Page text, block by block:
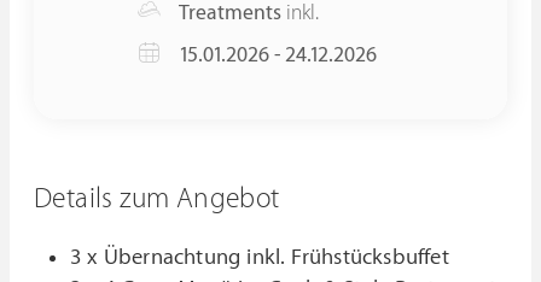
Treatments inkl.
15.01.2026 - 24.12.2026
Details zum Angebot
3 x Übernachtung inkl. Frühstücksbuffet